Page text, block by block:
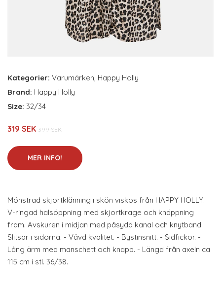
Kategorier: Varumärken, Happy Holly
Brand: Happy Holly
Size: 32/34
319 SEK 399 SEK
MER INFO!
Mönstrad skjortklänning i skön viskos från HAPPY HOLLY.
V-ringad halsöppning med skjortkrage och knäppning
fram. Avskuren i midjan med påsydd kanal och knytband.
Slitsar i sidorna. - Vävd kvalitet. - Bystinsnitt. - Sidfickor. -
Lång ärm med manschett och knapp. - Längd från axeln ca
115 cm i stl. 36/38.